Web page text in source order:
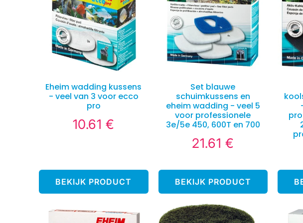
Eheim wadding kussens
- veel van 3 voor ecco
pro
Normale
10.61 €
BEKIJK PRODUCT
Set blauwe
schuimkussens en
eheim wadding - veel 5
voor professionele
3e/5e 450, 600T en 700
Normale
21.61 €
BEKIJK PRODUCT